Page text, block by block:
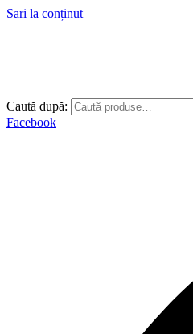
Sari la conținut
Caută după:
Facebook